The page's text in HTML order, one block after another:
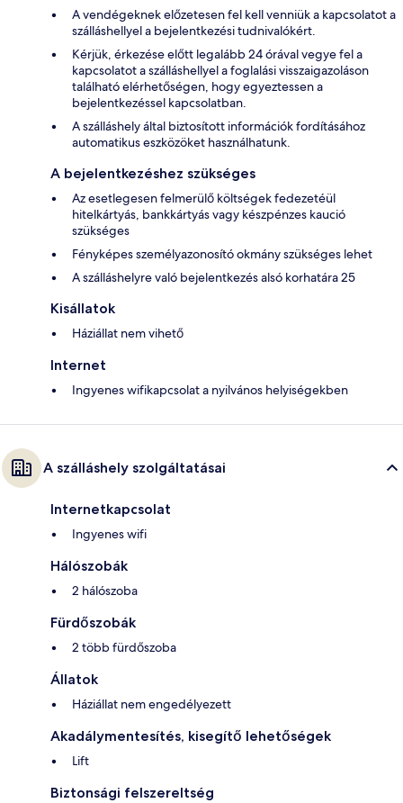
A vendégeknek előzetesen fel kell venniük a kapcsolatot a
szálláshellyel a bejelentkezési tudnivalókért.
Kérjük, érkezése előtt legalább 24 órával vegye fel a
kapcsolatot a szálláshellyel a foglalási visszaigazoláson
található elérhetőségen, hogy egyeztessen a
bejelentkezéssel kapcsolatban.
A szálláshely által biztosított információk fordításához
automatikus eszközöket használhatunk.
A bejelentkezéshez szükséges
Az esetlegesen felmerülő költségek fedezetéül
hitelkártyás, bankkártyás vagy készpénzes kaució
szükséges
Fényképes személyazonosító okmány szükséges lehet
A szálláshelyre való bejelentkezés alsó korhatára 25
Kisállatok
Háziállat nem vihető
Internet
Ingyenes wifikapcsolat a nyilvános helyiségekben
A szálláshely szolgáltatásai
Internetkapcsolat
Ingyenes wifi
Hálószobák
2 hálószoba
Fürdőszobák
2 több fürdőszoba
Állatok
Háziállat nem engedélyezett
Akadálymentesítés, kisegítő lehetőségek
Lift
Biztonsági felszereltség